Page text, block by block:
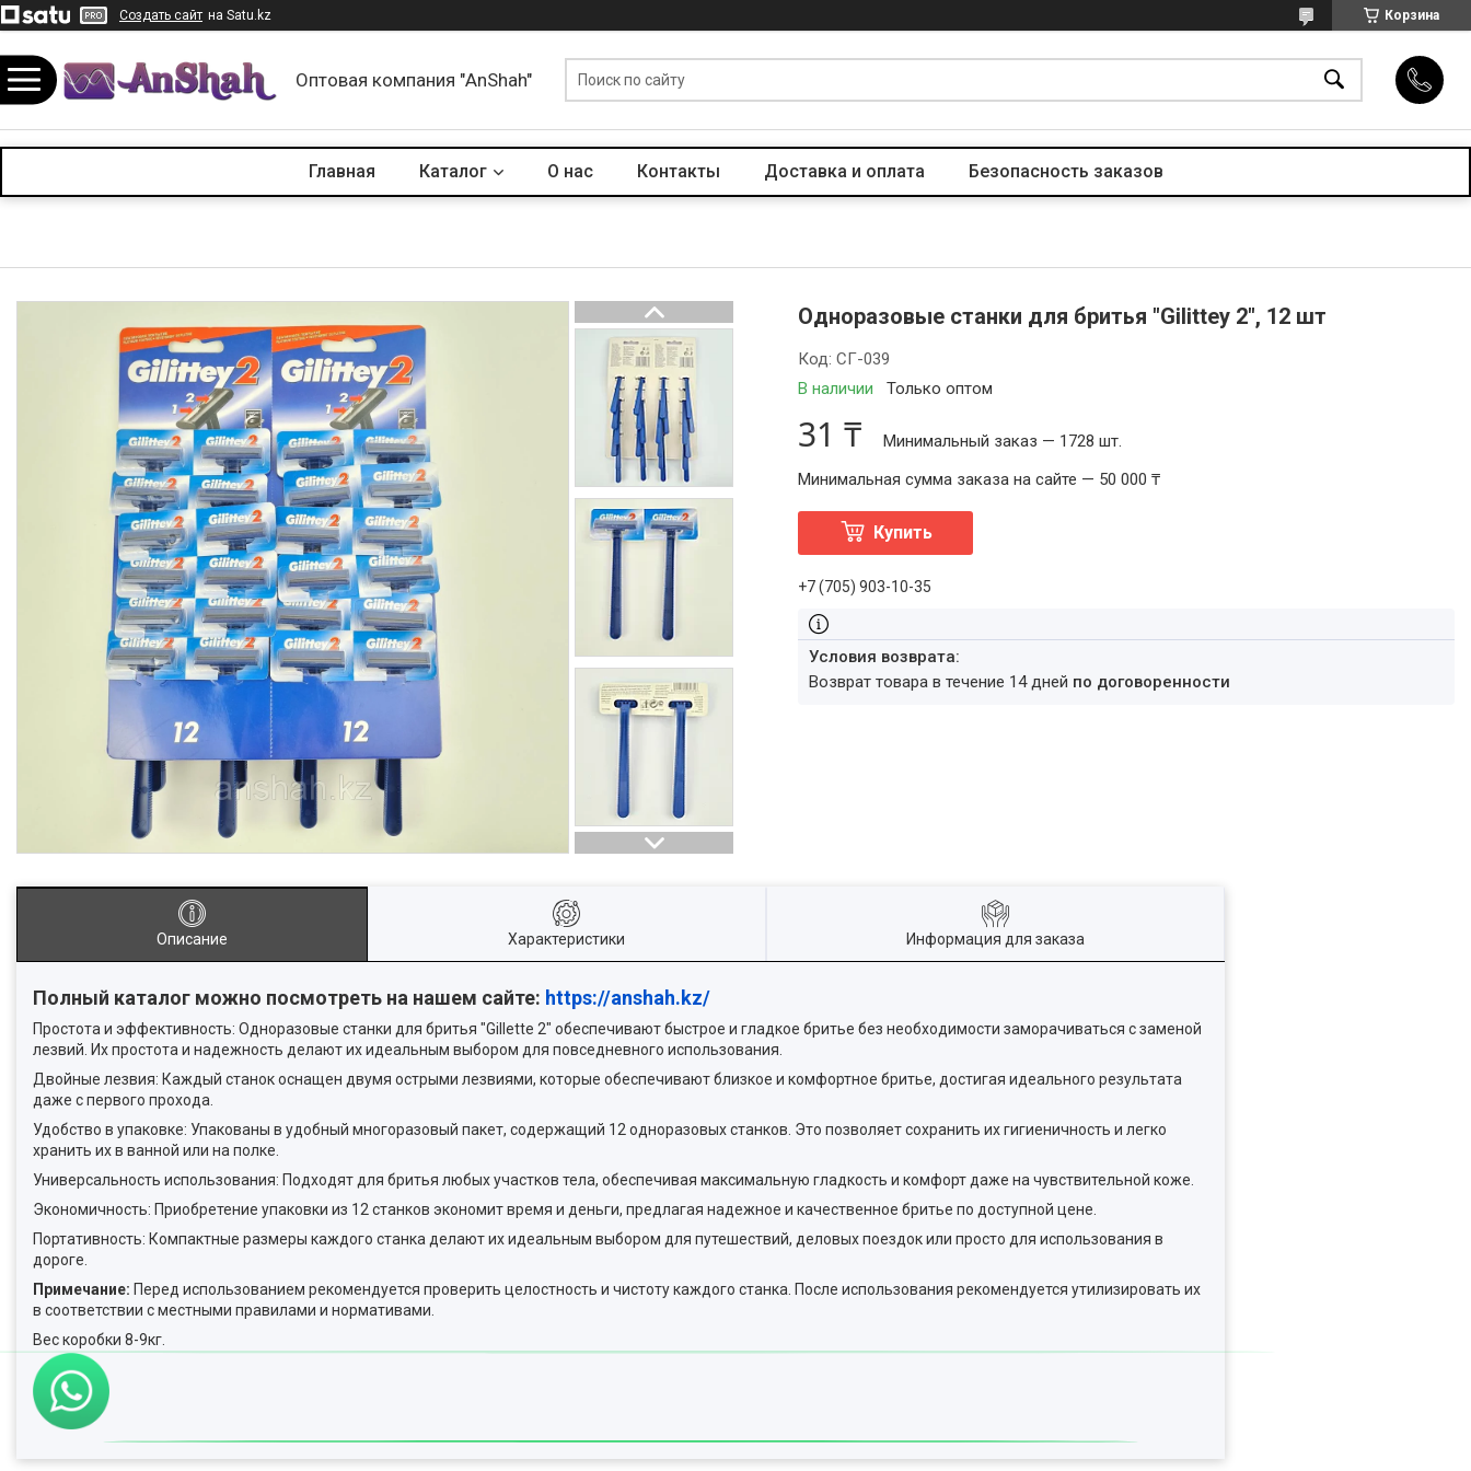
Создать сайт на Satu.kz Корзина
Оптовая компания "AnShah"
Главная Каталог О нас Контакты Доставка и оплата Безопасность заказов
Одноразовые станки для бритья "Gilittey 2", 12 шт
В наличии Только оптом
Код:СГ-039
31 ₸
Минимальный заказ — 1728 шт.
Минимальная сумма заказа на сайте — 50 000 ₸
Купить
+7 (705) 903-10-35
возврат товара в течение 14 дней по договоренности
Описание Характеристики Информация для заказа
Полный каталог можно посмотреть на нашем сайте: https://anshah.kz/
Простота и эффективность: Одноразовые станки для бритья "Gillette 2" обеспечивают быстрое и гладкое бритье без необходимости заморачиваться с заменой
лезвий. Их простота и надежность делают их идеальным выбором для повседневного использования.
Двойные лезвия: Каждый станок оснащен двумя острыми лезвиями, которые обеспечивают близкое и комфортное бритье, достигая идеального результата
даже с первого прохода.
Удобство в упаковке: Упакованы в удобный многоразовый пакет, содержащий 12 одноразовых станков. Это позволяет сохранить их гигиеничность и легко
хранить их в ванной или на полке.
Универсальность использования: Подходят для бритья любых участков тела, обеспечивая максимальную гладкость и комфорт даже на чувствительной коже.
Экономичность: Приобретение упаковки из 12 станков экономит время и деньги, предлагая надежное и качественное бритье по доступной цене.
Портативность: Компактные размеры каждого станка делают их идеальным выбором для путешествий, деловых поездок или просто для использования в
дороге.
Примечание: Перед использованием рекомендуется проверить целостность и чистоту каждого станка. После использования рекомендуется утилизировать их
в соответствии с местными правилами и нормативами.
Вес коробки 8-9кг.